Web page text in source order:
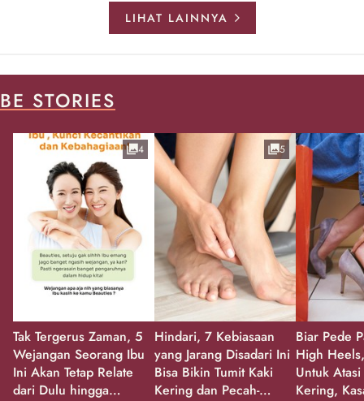
LIHAT LAINNYA
BE STORIES
Tak Tergerus Zaman, 5
Wejangan Seorang Ibu
Ini Akan Tetap Relate
dari Dulu hingga
4
Hindari, 7 Kebiasaan
yang Jarang Disadari Ini
Bisa Bikin Tumit Kaki
Kering dan Pecah-
5
Biar Pede
High
Untuk
Kering,